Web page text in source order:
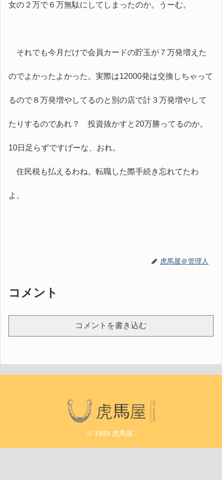
女の２万で６万無駄にしてしまったのか。うーむ。
それでも今月だけで会員カードの貯玉が７万発増えた
のでよかったよかった。実際は12000発は交換しちゃって
るので８万発増やしてるのと別の店で計３万発増やして
たりするのであれ？ 投資抜かすと20万勝ってるのか。
10日足らずですげーな、おれ。
住民税も払えるわね。転職した際手続き忘れてたわ
よ。
虎馬屋＠管理人
コメント
コメントを書き込む
© 1999 虎馬屋.